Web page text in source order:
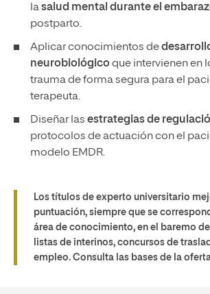
lasalud mental durante el
postparto.
Aplicar conocimientos de
neurobiológicoque intervienen en
trauma de forma segura para el
terapeuta.
Diseñar las estrategias de
protocolos de actuación con el
modelo EMDR.
Los títulos de experto universitario
puntuación, siempre que se
área de conocimiento, en el baremo
listas de interinos, concursos de
empleo. Consulta las bases de la